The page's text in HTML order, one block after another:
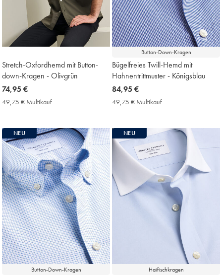
Stretch-Oxfordhemd mit Button-
down-Kragen - Olivgrün
now
74,95
74,95 €
49,75 € Multikauf49,75
Price
Button-Down-Kragen
Bügelfreies Twill-Hemd mit
Hahnentrittmuster - Königsblau
now
84,95
84,95 €
49,75 € Multikauf49,75
Price
Button-Down-Kragen
NEU
Haifischkragen
NEU